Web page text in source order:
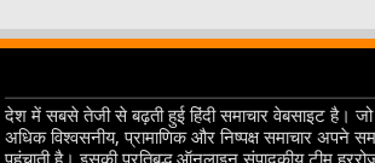
देश में सबसे तेजी से बढ़ती हुई हिंदी समाचार वेबसाइट है।
अधिक विश्वसनीय, प्रामाणिक और निष्पक्ष समाचार अपने